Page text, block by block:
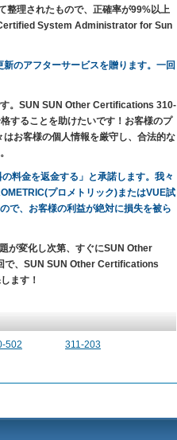
理されたもので、正確率が99%以上
System Administrator for Sun
のアフターサービスを贈ります。一回
す。SUN SUN Other Certifications 310-
ることを助けたいです！お客様のプ
お客様の個人情報を厳守し、合法的な
料金を返金する」と承諾します。我々
プロメトリック)またはVUE試
で、お客様の利益が絶対に損失を被ら
が変化し次第、すぐにSUN Other
で、SUN SUN Other Certifications
ます！
502
311-203